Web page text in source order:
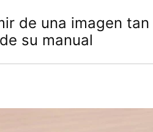
de una imagen
su manual